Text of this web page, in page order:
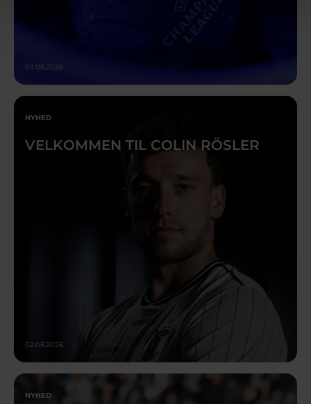
03.08.2026
NYHED
VELKOMMEN TIL COLIN RÖSLER
02.08.2026
NYHED